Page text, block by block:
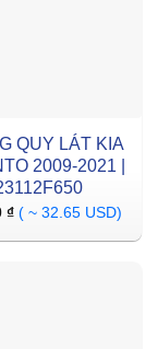
QUY LÁT KIA
2009-2021 |
₫ ( ~ 32.65 USD)